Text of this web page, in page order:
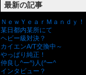
最新の記事
ＮｅｗＹｅａｒＭａｎｄｙ！
某日都内某所にて
ヘビー級対決？
カイエンA/T交換中～
やっぱり純正！
仲良し^ー^)人(^ー^
インタビュー？